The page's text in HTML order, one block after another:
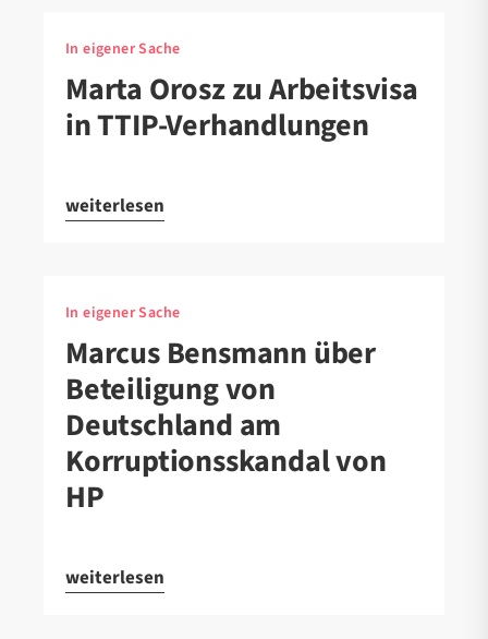
In eigener Sache
Marta Orosz zu Arbeitsvisa
in TTIP-Verhandlungen
weiterlesen
In eigener Sache
Marcus Bensmann über
Beteiligung von
Deutschland am
Korruptionsskandal von
HP
weiterlesen